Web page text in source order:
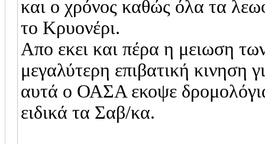
και ο χρόνος καθώς όλα τα
το Κρυονέρι.
Απο εκει και πέρα η μειωση
μεγαλύτερη επιβατική κινηση
αυτά ο ΟΑΣΑ εκοψε
ειδικά τα Σαβ/κα.